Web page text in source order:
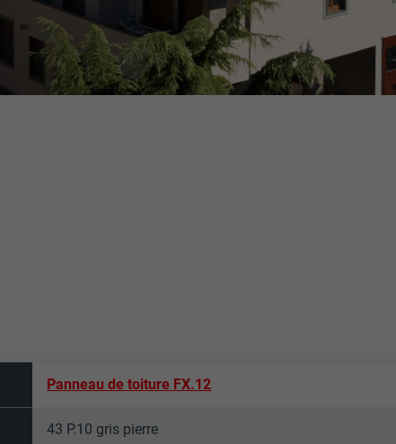
Panneau de toiture FX.12
43 P.10 gris pierre